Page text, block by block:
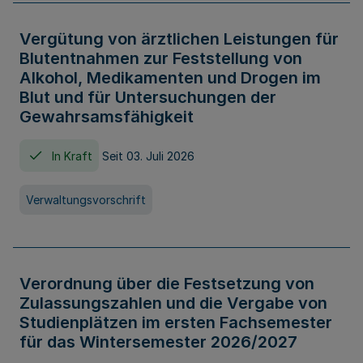
Vergütung von ärztlichen Leistungen für
Blutentnahmen zur Feststellung von
Alkohol, Medikamenten und Drogen im
Blut und für Untersuchungen der
Gewahrsamsfähigkeit
In Kraft Seit 03. Juli 2026
Verwaltungsvorschrift
Verordnung über die Festsetzung von
Zulassungszahlen und die Vergabe von
Studienplätzen im ersten Fachsemester
für das Wintersemester 2026/2027